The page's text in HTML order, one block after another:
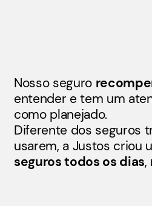
Nosso seguro
entender e tem um
como planejado.
Diferente dos seguros
usarem, a Justos criou
seguros todos os dias,